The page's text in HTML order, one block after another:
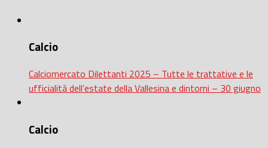
Calcio
Calciomercato Dilettanti 2025 – Tutte le trattative e le
ufficialità dell’estate della Vallesina e dintorni – 30 giugno
Calcio